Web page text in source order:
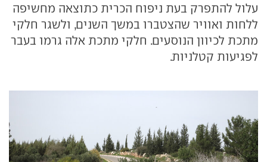
עלול להתפרק בעת ניפוח הכרית כתוצאה מחשיפה
ללחות ואוויר שהצטברו במשך השנים, ולשגר חלקי
מתכת לכיוון הנוסעים. חלקי מתכת אלה גרמו בעבר
לפגיעות קטלניות.